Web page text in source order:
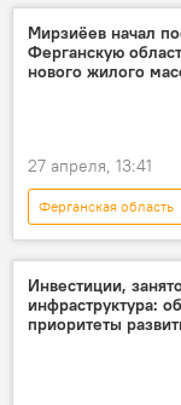
электропоезд
Андижан
Мирзиёев начал
Ферганскую
нового жилого
27 апреля, 13:41
Ферганская область
Шавкат Мирзиёев
Инвестиции,
инфраструктура:
приоритеты